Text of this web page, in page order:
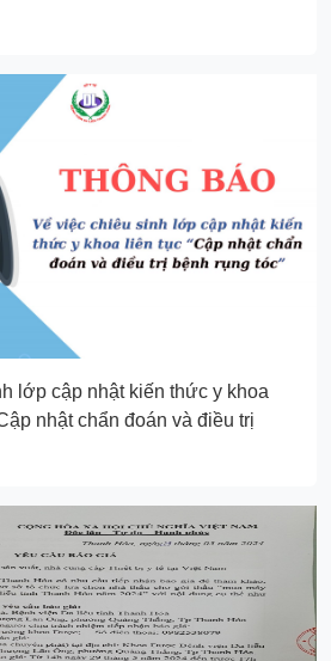
lớp cập nhật kiến thức y khoa
nhật chẩn đoán và điều trị